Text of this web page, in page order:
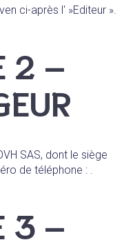
ci-après l' »Editeur ».
2 –
SAS, dont le siège
de téléphone : .
3 –